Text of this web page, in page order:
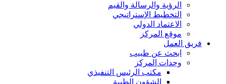
الرؤية والرسالة والقيم
التخطيط الإستراتيجي
الاعتماد الدولي
موقع المركز
فريق العمل
ابحث عن طبيب
وحدات المركز
مكتب الرئيس التنفيذي
الشؤون الطبية